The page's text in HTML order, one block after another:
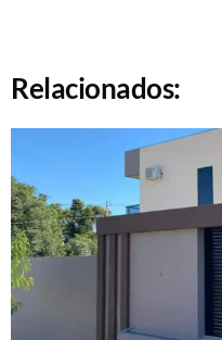
Relacionados: